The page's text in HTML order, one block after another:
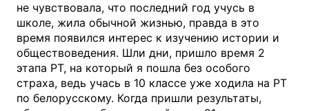
не чувствовала, что последний год учусь в
школе, жила обычной жизнью, правда в это
время появился интерес к изучению истории и
обществоведения. Шли дни, пришло время 2
этапа РТ, на который я пошла без особого
страха, ведь учась в 10 классе уже ходила на РТ
по белорусскому. Когда пришли результаты,